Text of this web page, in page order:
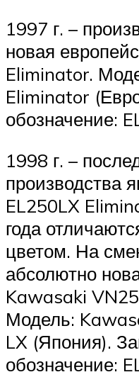
1997 г. –
новая
Eliminator.
Eliminator
обозначение:
1998 г. –
производства
EL250LX
года
цветом. На
абсолютно
Kawasaki
Модель:
LX (Япония).
обозначение: